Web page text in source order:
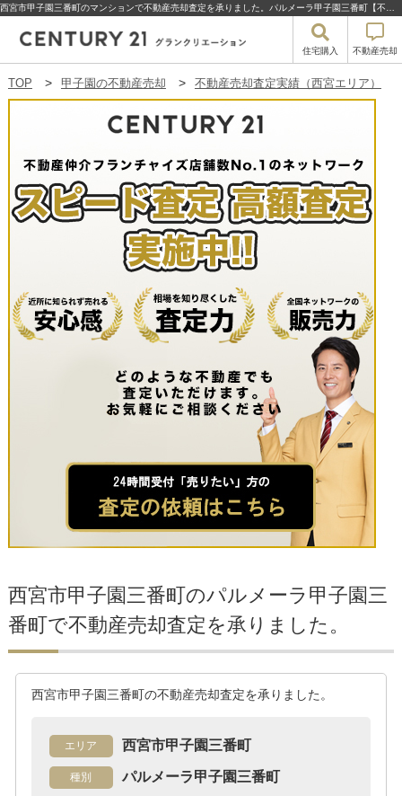
住宅購入 不動産売却
TOP 甲子園の不動産売却 不動産売却査定実績（西宮エリア）
西宮市甲子園三番町のパルメーラ甲子園三
番町で不動産売却査定を承りました。
西宮市甲子園三番町の不動産売却査定を承りました。
エリア 西宮市甲子園三番町
種別 パルメーラ甲子園三番町